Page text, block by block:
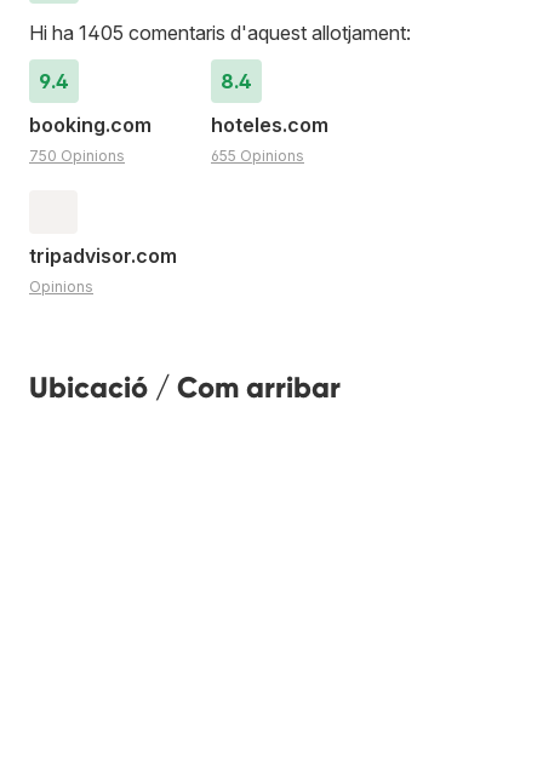
Hi ha 1405 comentaris d'aquest allotjament:
9.4
booking.com
750 Opinions
8.4
hoteles.com
655 Opinions
tripadvisor.com
Opinions
Ubicació / Com arribar